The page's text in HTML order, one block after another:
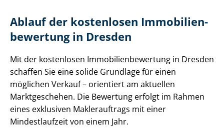
Ablauf der kostenlosen Im­mo­bi­li­en­
be­wer­tung in Dresden
Mit der kostenlosen Im­mo­bi­li­en­be­wer­tung in Dresden
schaffen Sie eine solide Grundlage für einen
möglichen Verkauf – orientiert am aktuellen
Marktgeschehen. Die Bewertung erfolgt im Rahmen
eines exklusiven Maklerauftrags mit einer
Mindestlaufzeit von einem Jahr.